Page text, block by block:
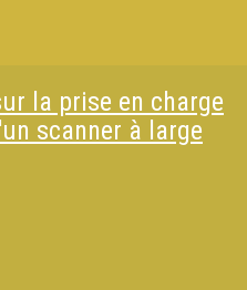
la prise en charge
scanner à large